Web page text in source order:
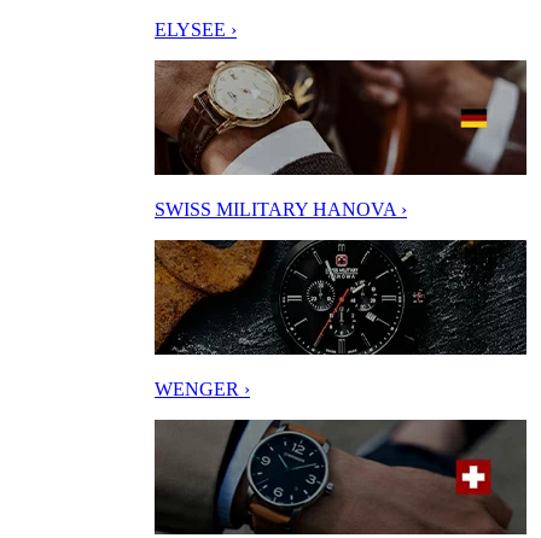
ELYSEE ›
SWISS MILITARY HANOVA ›
WENGER ›